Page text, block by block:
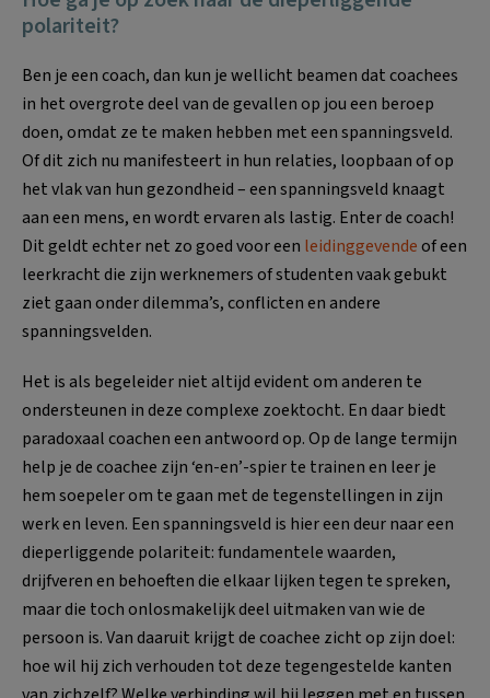
polariteit?
Ben je een coach, dan kun je wellicht beamen dat coachees
in het overgrote deel van de gevallen op jou een beroep
doen, omdat ze te maken hebben met een spanningsveld.
Of dit zich nu manifesteert in hun relaties, loopbaan of op
het vlak van hun gezondheid – een spanningsveld knaagt
aan een mens, en wordt ervaren als lastig. Enter de coach!
Dit geldt echter net zo goed voor een leidinggevendeof een
leerkracht die zijn werknemers of studenten vaak gebukt
ziet gaan onder dilemma’s, conflicten en andere
spanningsvelden.
Het is als begeleider niet altijd evident om anderen te
ondersteunen in deze complexe zoektocht. En daar biedt
paradoxaal coachen een antwoord op. Op de lange termijn
help je de coachee zijn ‘en-en’-spier te trainen en leer je
hem soepeler om te gaan met de tegenstellingen in zijn
werk en leven. Een spanningsveld is hier een deur naar een
dieperliggende polariteit: fundamentele waarden,
drijfveren en behoeften die elkaar lijken tegen te spreken,
maar die toch onlosmakelijk deel uitmaken van wie de
persoon is. Van daaruit krijgt de coachee zicht op zijn doel:
hoe wil hij zich verhouden tot deze tegengestelde kanten